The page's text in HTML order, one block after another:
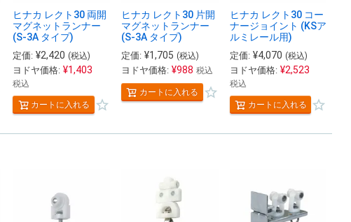
ヒナカ レクト30 両開
マグネットランナー
(S-3A タイプ)
定価: ¥2,420 (税込)
ヨドヤ価格: ¥1,403
税込
カートに入れる
ヒナカ レクト30 片開
マグネットランナー
(S-3A タイプ)
定価: ¥1,705 (税込)
ヨドヤ価格: ¥988 税込
カートに入れる
ヒナカ レクト30 コー
ナージョイント (KSア
ルミレール用)
定価: ¥4,070 (税込)
ヨドヤ価格: ¥2,523
税込
カートに入れる